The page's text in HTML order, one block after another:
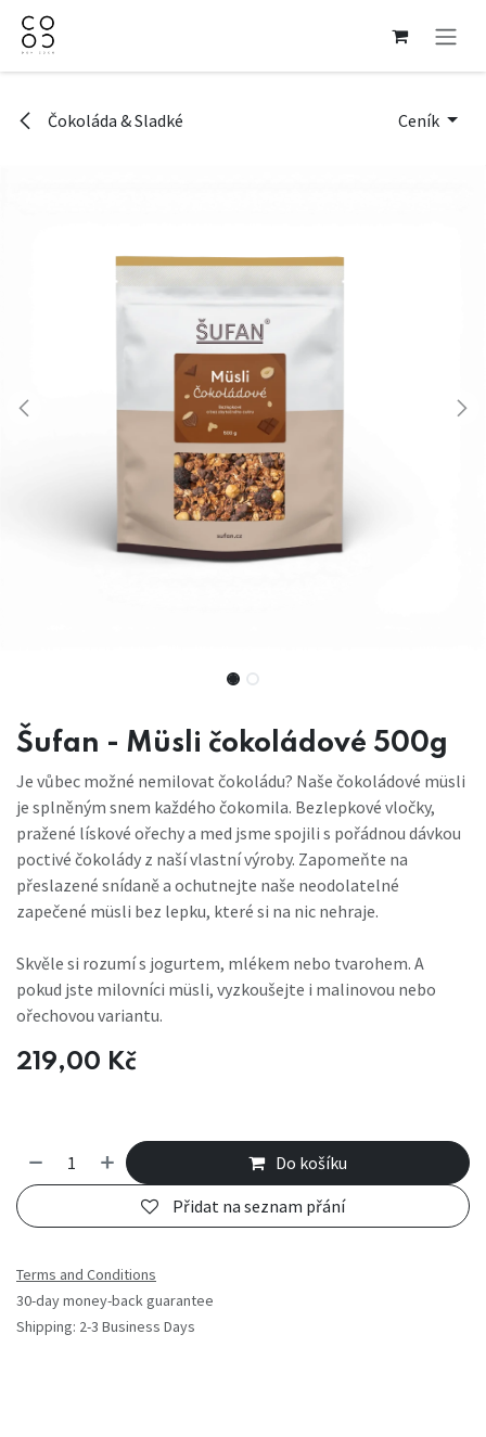
Přejít na obsah
Čokoláda & Sladké Ceník
Šufan - Müsli čokoládové 500g
Je vůbec možné nemilovat čokoládu? Naše čokoládové müsli
je splněným snem každého čokomila. Bezlepkové vločky,
pražené lískové ořechy a med jsme spojili s pořádnou dávkou
poctivé čokolády z naší vlastní výroby. Zapomeňte na
přeslazené snídaně a ochutnejte naše neodolatelné
zapečené müsli bez lepku, které si na nic nehraje.
Skvěle si rozumí s jogurtem, mlékem nebo tvarohem. A
pokud jste milovníci müsli, vyzkoušejte i malinovou nebo
ořechovou variantu.
219,00 Kč
Do košíku
Přidat na seznam přání
Terms and Conditions
30-day money-back guarantee
Shipping: 2-3 Business Days